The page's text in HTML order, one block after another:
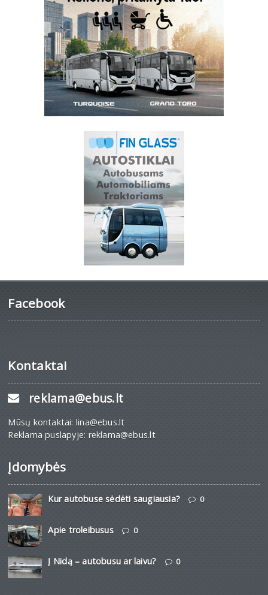
Facebook
Kontaktai
reklama@ebus.lt
Mūsų kontaktai: lina@ebus.lt
Reklama puslapyje: reklama@ebus.lt
Įdomybės
Kur autobuse sėdėti saugiausia? 0
Apie troleibusus 0
Į Nidą – autobusu ar laivu? 0